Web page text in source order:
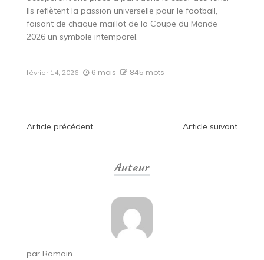
Ils reflètent la passion universelle pour le football,
faisant de chaque maillot de la Coupe du Monde
2026 un symbole intemporel.
février 14, 2026 6 mois 845 mots
Navigation
Article précédent Article suivant
Auteur
par Romain